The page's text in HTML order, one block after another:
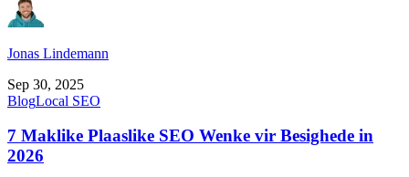
Jonas Lindemann
Sep 30, 2025
BlogLocal SEO
7 Maklike Plaaslike SEO Wenke vir Besighede in
2026